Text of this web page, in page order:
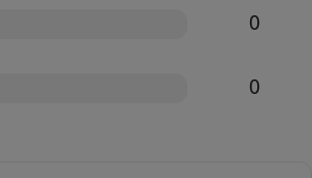
0
0